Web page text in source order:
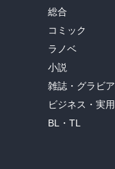
総合
コミック
ラノベ
小説
雑誌・グラビア
ビジネス・実用
BL・TL